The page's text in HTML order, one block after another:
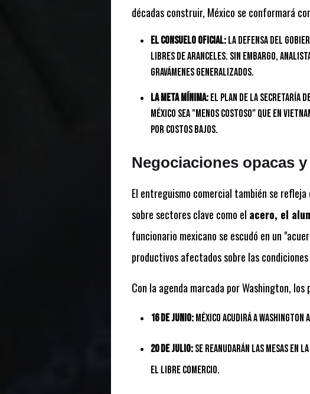
décadas construir, México se conformará
El consuelo oficial:La defensa del
libres de aranceles. Sin embargo,
gravámenes generalizados.
La meta mínima:El plan de la Secretaría
México sea "menos costoso" que en
por costos bajos.
Negociaciones opacas
El entreguismo comercial también se refleja
sobre sectores clave como el acero, el
funcionario mexicano se escudó en un
productivos afectados sobre las
Con la agenda marcada por Washington,
16 de junio:México acudirá a
20 de julio:Se reanudarán las mesas en
el libre comercio.